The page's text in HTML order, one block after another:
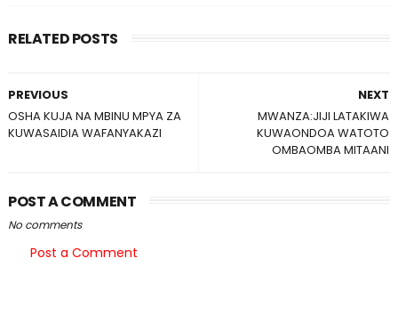
RELATED POSTS
NEXT
MWANZA:JIJI LATAKIWA
KUWAONDOA WATOTO
OMBAOMBA MITAANI
PREVIOUS
OSHA KUJA NA MBINU MPYA ZA
KUWASAIDIA WAFANYAKAZI
POST A COMMENT
No comments
Post a Comment